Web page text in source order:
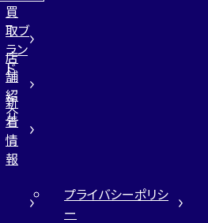
買
取ブ
ラン
ド
店
舗
紹
介
新
着
情
報
プライバシーポリシ
ー